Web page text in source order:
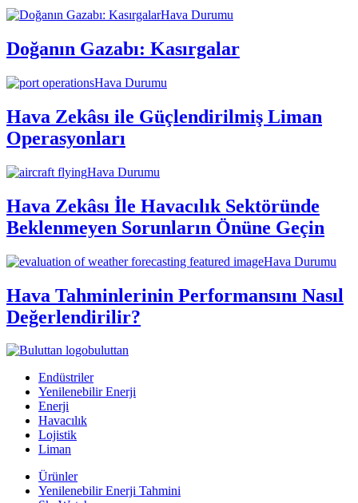
Hava Durumu
Doğanın Gazabı: Kasırgalar
Hava Durumu
Hava Zekâsı ile Güçlendirilmiş Liman
Operasyonları
Hava Durumu
Hava Zekâsı İle Havacılık Sektöründe
Beklenmeyen Sorunların Önüne Geçin
Hava Durumu
Hava Tahminlerinin Performansını Nasıl
Değerlendirilir?
buluttan
Endüstriler
Yenilenebilir Enerji
Enerji
Havacılık
Lojistik
Liman
Ürünler
Yenilenebilir Enerji Tahmini